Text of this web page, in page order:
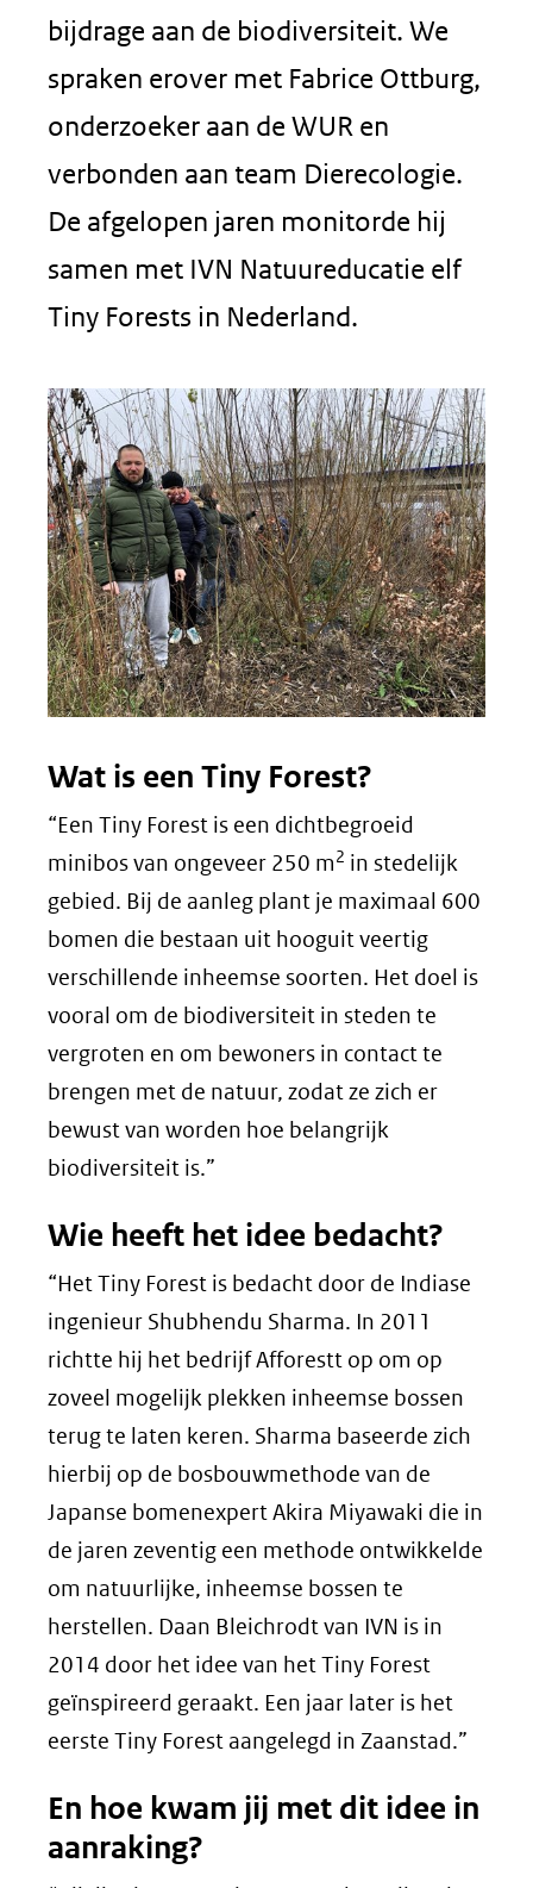
bijdrage aan de biodiversiteit. We
spraken erover met Fabrice Ottburg,
onderzoeker aan de WUR en
verbonden aan team Dierecologie.
De afgelopen jaren monitorde hij
samen met IVN Natuureducatie elf
Tiny Forests in Nederland.
Wat is een Tiny Forest?
“Een Tiny Forest is een dichtbegroeid
minibos van ongeveer 250 m2 in stedelijk
gebied. Bij de aanleg plant je maximaal 600
bomen die bestaan uit hooguit veertig
verschillende inheemse soorten. Het doel is
vooral om de biodiversiteit in steden te
vergroten en om bewoners in contact te
brengen met de natuur, zodat ze zich er
bewust van worden hoe belangrijk
biodiversiteit is.”
Wie heeft het idee bedacht?
“Het Tiny Forest is bedacht door de Indiase
ingenieur Shubhendu Sharma. In 2011
richtte hij het bedrijf Afforestt op om op
zoveel mogelijk plekken inheemse bossen
terug te laten keren. Sharma baseerde zich
hierbij op de bosbouwmethode van de
Japanse bomenexpert Akira Miyawaki die in
de jaren zeventig een methode ontwikkelde
om natuurlijke, inheemse bossen te
herstellen. Daan Bleichrodt van IVN is in
2014 door het idee van het Tiny Forest
geïnspireerd geraakt. Een jaar later is het
eerste Tiny Forest aangelegd in Zaanstad.”
En hoe kwam jij met dit idee in
aanraking?